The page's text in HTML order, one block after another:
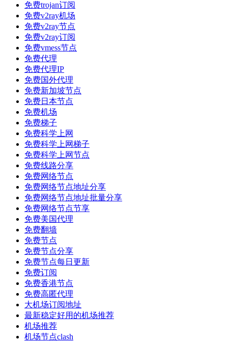
免费trojan订阅
免费v2ray机场
免费v2ray节点
免费v2ray订阅
免费vmess节点
免费代理
免费代理IP
免费国外代理
免费新加坡节点
免费日本节点
免费机场
免费梯子
免费科学上网
免费科学上网梯子
免费科学上网节点
免费线路分享
免费网络节点
免费网络节点地址分享
免费网络节点地址批量分享
免费网络节点节享
免费美国代理
免费翻墙
免费节点
免费节点分享
免费节点每日更新
免费订阅
免费香港节点
免费高匿代理
大机场订阅地址
最新稳定好用的机场推荐
机场推荐
机场节点clash